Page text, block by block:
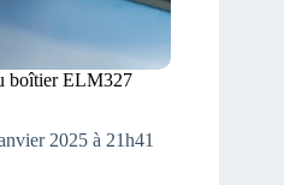
boîtier ELM327
2025 à 21h41